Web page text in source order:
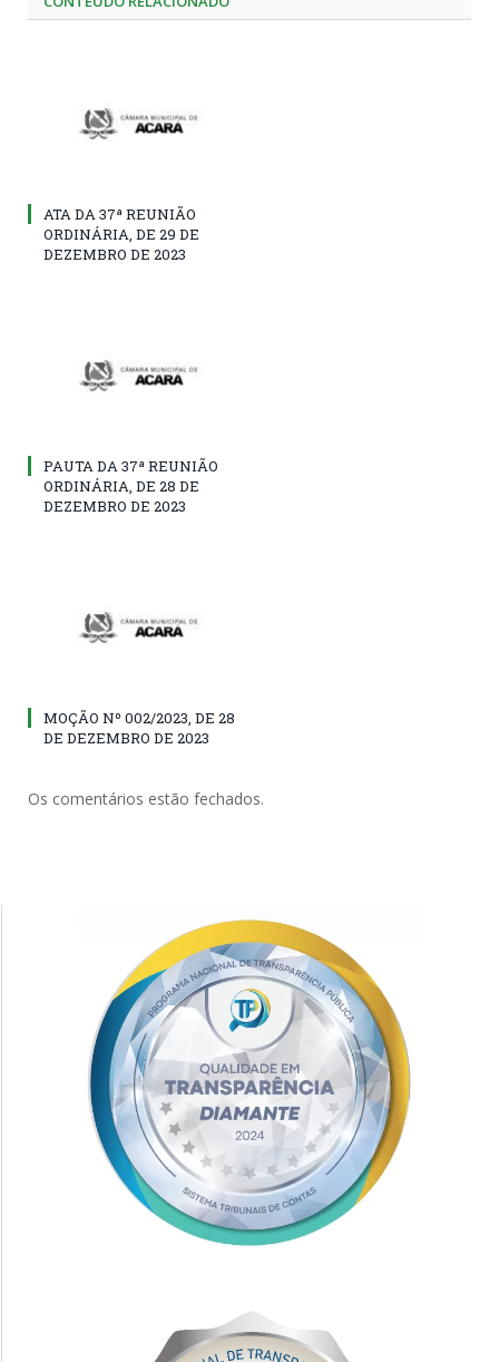
ATA DA 37ª REUNIÃO
ORDINÁRIA, DE 29 DE
DEZEMBRO DE 2023
PAUTA DA 37ª REUNIÃO
ORDINÁRIA, DE 28 DE
DEZEMBRO DE 2023
MOÇÃO Nº 002/2023, DE 28
DE DEZEMBRO DE 2023
Os comentários estão fechados.